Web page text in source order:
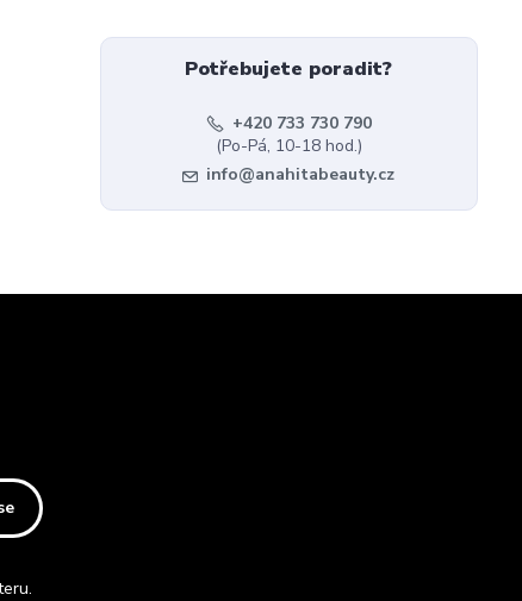
Potřebujete poradit?
+420 733 730 790
(Po-Pá, 10-18 hod.)
info@anahitabeauty.cz